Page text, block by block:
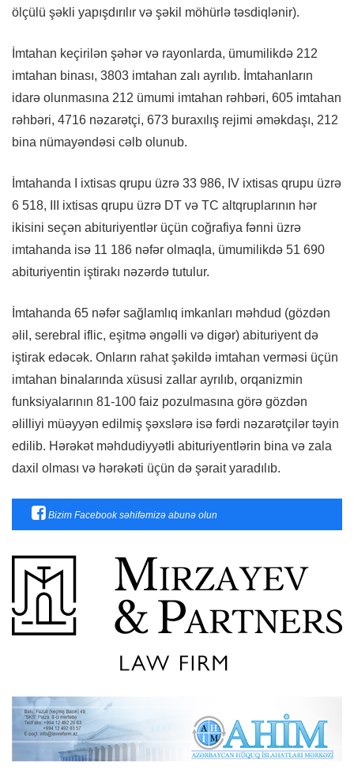
ölçülü şəkli yapışdırılır və şəkil möhürlə təsdiqlənir).
İmtahan keçirilən şəhər və rayonlarda, ümumilikdə 212
imtahan binası, 3803 imtahan zalı ayrılıb. İmtahanların
idarə olunmasına 212 ümumi imtahan rəhbəri, 605 imtahan
rəhbəri, 4716 nəzarətçi, 673 buraxılış rejimi əməkdaşı, 212
bina nümayəndəsi cəlb olunub.
İmtahanda I ixtisas qrupu üzrə 33 986, IV ixtisas qrupu üzrə
6 518, III ixtisas qrupu üzrə DT və TC altqruplarının hər
ikisini seçən abituriyentlər üçün coğrafiya fənni üzrə
imtahanda isə 11 186 nəfər olmaqla, ümumilikdə 51 690
abituriyentin iştirakı nəzərdə tutulur.
İmtahanda 65 nəfər sağlamlıq imkanları məhdud (gözdən
əlil, serebral iflic, eşitmə əngəlli və digər) abituriyent də
iştirak edəcək. Onların rahat şəkildə imtahan verməsi üçün
imtahan binalarında xüsusi zallar ayrılıb, orqanizmin
funksiyalarının 81-100 faiz pozulmasına görə gözdən
əlilliyi müəyyən edilmiş şəxslərə isə fərdi nəzarətçilər təyin
edilib. Hərəkət məhdudiyyətli abituriyentlərin bina və zala
daxil olması və hərəkəti üçün də şərait yaradılıb.
Bizim Facebook səhifəmizə abunə olun